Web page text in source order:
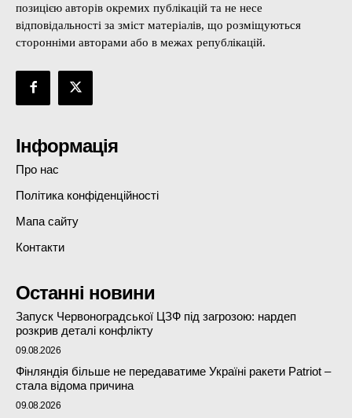
позицією авторів окремих публікацій та не несе
відповідальності за зміст матеріалів, що розміщуються
сторонніми авторами або в межах републікацій.
Інформація
Про нас
Політика конфіденційності
Мапа сайту
Контакти
Останні новини
Запуск Червоноградської ЦЗФ під загрозою: нардеп
розкрив деталі конфлікту
09.08.2026
Фінляндія більше не передаватиме Україні ракети Patriot –
стала відома причина
09.08.2026